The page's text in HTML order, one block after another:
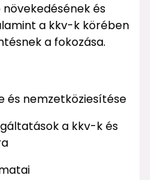
és
a kkv-k körében
a fokozása.
és nemzetköziesítése
a kkv-k és